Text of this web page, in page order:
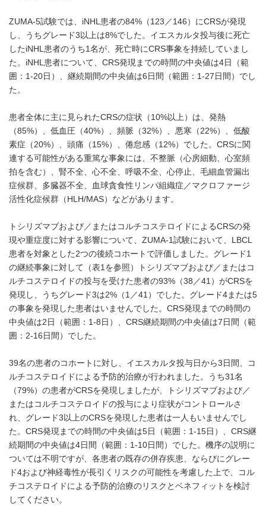
ZUMA-5試験では、iNHL患者の84%（123／146）にCRSが発現
し、うちグレード3以上は8%でした。イエスカルタ投与後に死亡
したiNHL患者のうち1名が、死亡時にCRS事象を持続していまし
た。iNHL患者について、CRS発現までの時間の中央値は4日（範
囲：1-20日）、継続期間の中央値は6日間（範囲：1-27日間）でし
た。
患者全体に主に見られたCRSの症状（10%以上）は、発熱
（85%）、低血圧（40%）、頻脈（32%）、悪寒（22%）、低酸
素症（20%）、頭痛（15%）、倦怠感（12%）でした。CRSに関
連する可能性がある重篤な事象には、不整脈（心房細動、心室頻
拍を含む）、腎不全、心不全、呼吸不全、心停止、毛細血管漏出
症候群、多臓器不全、血球貪食性リンパ組織症／マクロファージ
活性化症候群（HLH/MAS）などがあります。
トシリズマブおよび／またはコルチコステロイドによるCRSの発
現や重症度に対する影響について、ZUMA-1試験において、LBCL
患者を対象とした2つの後続コホートで評価しました。グレード1
の継続事象に対して（表1を参照）トシリズマブおよび／またはコ
ルチコステロイドの投与を受けた患者の93%（38／41）がCRSを
発現し、うちグレード3は2%（1／41）でした。グレード4または5
の事象を発現した患者はいませんでした。CRS発現までの時間の
中央値は2日（範囲：1-8日）、CRS継続期間の中央値は7日間（範
囲：2-16日間）でした。
39名の患者のコホートに対し、イエスカルタ投与日から3日間、コ
ルチコステロイドによる予防的治療が行われました。うち31名
（79%）の患者がCRSを発現しましたが、トシリズマブおよび／
またはコルチコステロイドの投与により症状がコントロールさ
れ、グレード3以上のCRSを発現した患者は一人もいませんでし
た。CRS発現までの時間の中央値は5日（範囲：1-15日）、CRS継
続期間の中央値は4日間（範囲：1-10日間）でした。機序の説明に
ついては不明ですが、各患者の既存の併存疾患、ならびにグレー
ド4および神経毒性が長引くリスクの可能性を考慮した上で、コル
チコステロイドによる予防的治療のリスクとベネフィットを検討
してください。